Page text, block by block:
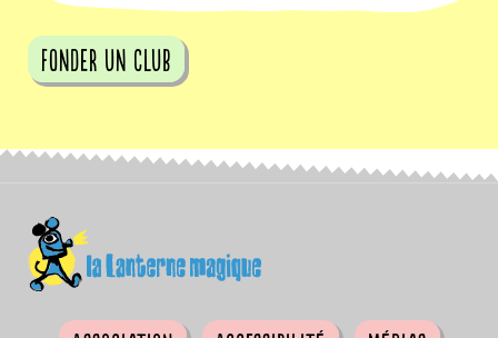
fonder un club